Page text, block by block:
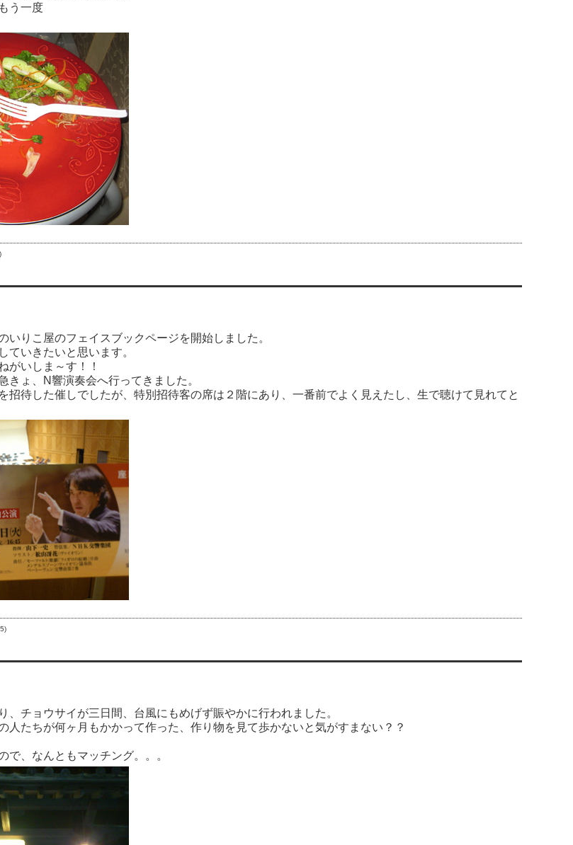
う一度
いりこ屋のフェイスブックページを開始しました。
ていきたいと思います。
がいしま～す！！
きょ、N響演奏会へ行ってきました。
招待した催しでしたが、特別招待客の席は２階にあり、一番前でよく見えたし、生で聴けて見れてと
、チョウサイが三日間、台風にもめげず賑やかに行われました。
人たちが何ヶ月もかかって作った、作り物を見て歩かないと気がすまない？？
で、なんともマッチング。。。